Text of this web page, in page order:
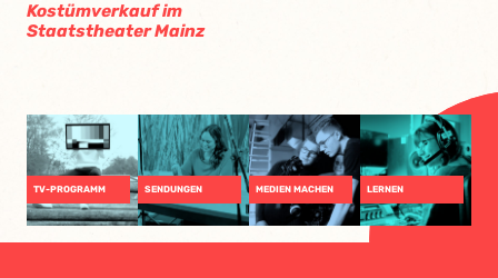
Kostümverkauf im
Staatstheater Mainz
TV-PROGRAMM SENDUNGEN MEDIEN MACHEN LERNEN